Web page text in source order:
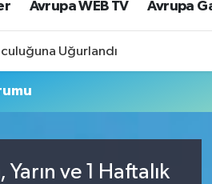
Avrupa WEB TV Avrupa
Uğurlandı
ve 1 Haftalık